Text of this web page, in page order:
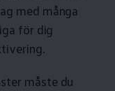
med många
för dig
måste du